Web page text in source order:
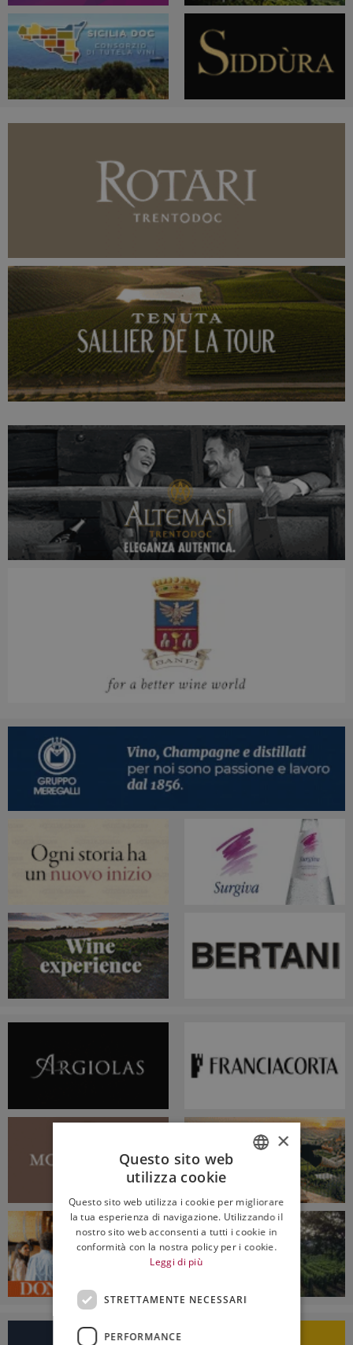
ENGLISH
×
Questo sito web
utilizza cookie
Questo sito web utilizza i cookie per migliorare
la tua esperienza di navigazione. Utilizzando il
nostro sito web acconsenti a tutti i cookie in
conformità con la nostra policy per i cookie.
Leggi di più
STRETTAMENTE NECESSARI
PERFORMANCE